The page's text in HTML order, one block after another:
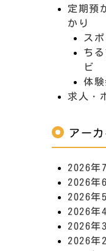
定期預
かり
ス
ち
ビ
体験
求人・
アーカ
2026年
2026年
2026年
2026年
2026年
2026年